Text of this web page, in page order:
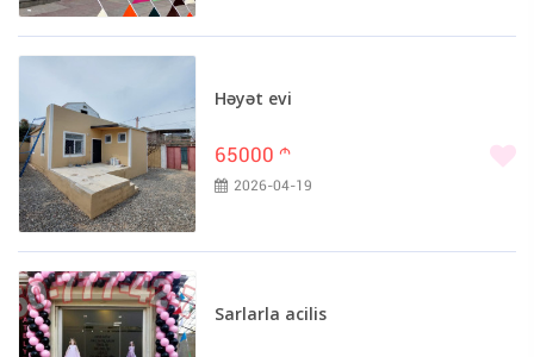
Həyət evi
65000 m
2026-04-19
Sarlarla acilis